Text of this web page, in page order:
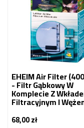
EHEIM Air Filter
- Filtr Gąbkowy W
Komplecie Z
Filtracyjnym I
Powietrza
68,00 złCena